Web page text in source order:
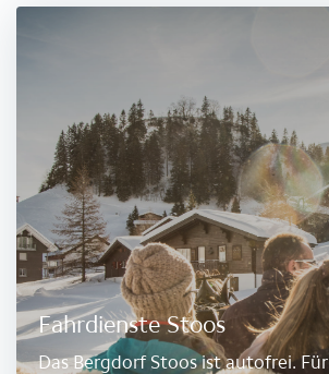
Fahrdienste Stoos
Das Bergdorf Stoos ist autofrei. Für